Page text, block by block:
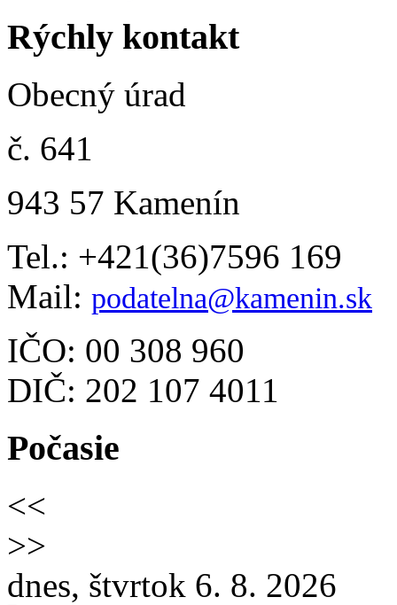
Rýchly kontakt
Obecný úrad
č. 641
943 57 Kamenín
Tel.: +421(36)7596 169
Mail: podatelna@kamenin.sk
IČO: 00 308 960
DIČ: 202 107 4011
Počasie
<<
>>
dnes, štvrtok 6. 8. 2026